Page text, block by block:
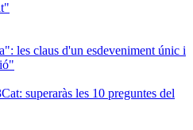
les claus d'un esdeveniment únic i
superaràs les 10 preguntes del